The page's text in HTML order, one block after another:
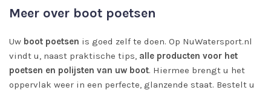
Meer over boot poetsen
Uw boot poetsen is goed zelf te doen. Op NuWatersport.nl
vindt u, naast praktische tips, alle producten voor het
poetsen en polijsten van uw boot. Hiermee brengt u het
oppervlak weer in een perfecte, glanzende staat. Bestelt u